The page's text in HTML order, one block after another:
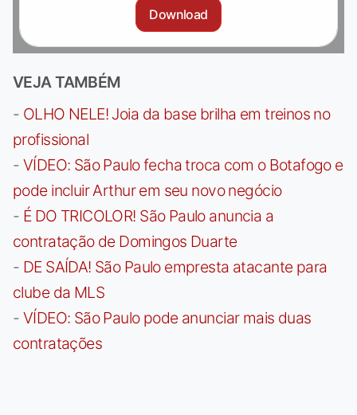
Download
VEJA TAMBÉM
- OLHO NELE! Joia da base brilha em treinos no
profissional
- VÍDEO: São Paulo fecha troca com o Botafogo e
pode incluir Arthur em seu novo negócio
- É DO TRICOLOR! São Paulo anuncia a
contratação de Domingos Duarte
- DE SAÍDA! São Paulo empresta atacante para
clube da MLS
- VÍDEO: São Paulo pode anunciar mais duas
contratações